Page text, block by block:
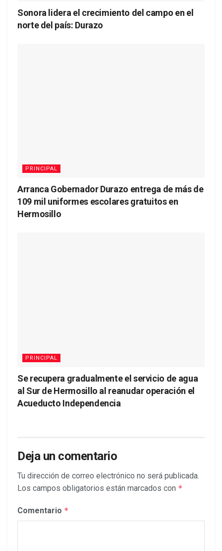
Sonora lidera el crecimiento del campo en el
norte del país: Durazo
PRINCIPAL
Arranca Gobernador Durazo entrega de más de
109 mil uniformes escolares gratuitos en
Hermosillo
PRINCIPAL
Se recupera gradualmente el servicio de agua
al Sur de Hermosillo al reanudar operación el
Acueducto Independencia
Deja un comentario
Tu dirección de correo electrónico no será publicada.
Los campos obligatorios están marcados con *
Comentario *